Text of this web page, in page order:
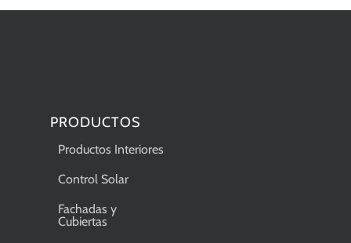
PRODUCTOS
Productos Interiores
Control Solar
Fachadas y
Cubiertas